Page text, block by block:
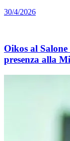
30/4/2026
Oikos al
presenza alla